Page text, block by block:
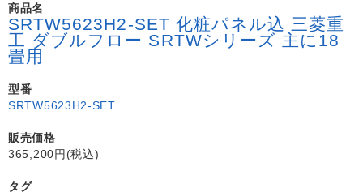
商品名
SRTW5623H2-SET 化粧パネル込 三菱重
工 ダブルフロー SRTWシリーズ 主に18
畳用
型番
SRTW5623H2-SET
販売価格
365,200円(税込)
タグ